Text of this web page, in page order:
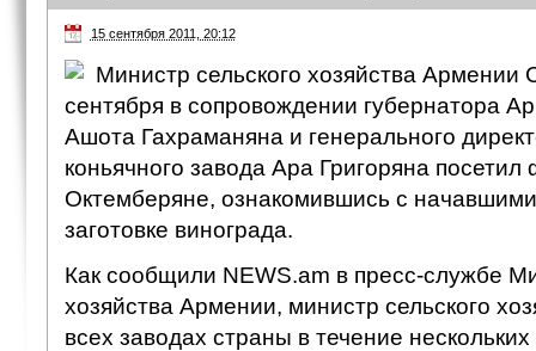
15 сентября 2011, 20:12
Министр сельского хозяйства Армении
сентября в сопровождении губернатора
Ашота Гахраманяна и генерального
коньячного завода Ара Григоряна
Октемберяне, ознакомившись с
заготовке винограда.
Как сообщили NEWS.am в пресс-службе
хозяйства Армении, министр сельского
всех заводах страны в течение